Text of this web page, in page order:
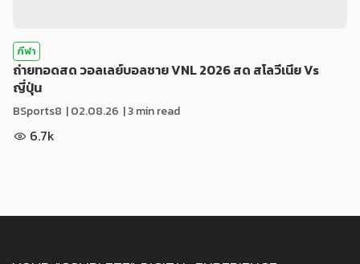
กีฬา
ถ่ายทอดสด วอลเลย์บอลชาย VNL 2026 สด สโลวีเนีย Vs
ญี่ปุ่น
BSports8 |02.08.26 | 3 min read
6.7k